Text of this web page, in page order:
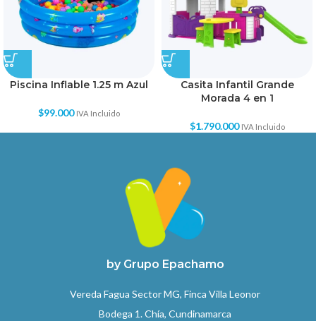
Piscina Inflable 1.25 m Azul
$99.000 IVA Incluido
Casita Infantil Grande
Morada 4 en 1
$1.790.000 IVA Incluido
by Grupo Epachamo
Vereda Fagua Sector MG, Finca Villa Leonor
Bodega 1. Chía, Cundinamarca